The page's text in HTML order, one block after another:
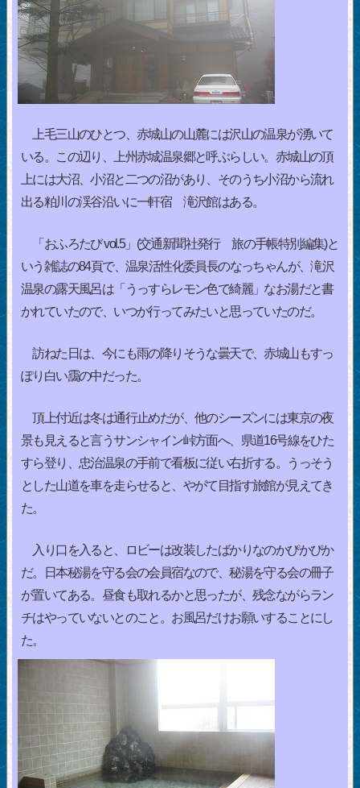
上毛三山のひとつ、赤城山の山麓には沢山の温泉が湧いて
いる。この辺り、上州赤城温泉郷と呼ぶらしい。赤城山の頂
上には大沼、小沼と二つの沼があり、そのうち小沼から流れ
出る粕川の渓谷沿いに一軒宿 滝沢館はある。
「おふろたび vol.5」(交通新聞社発行 旅の手帳特別編集)と
いう雑誌の84頁で、温泉活性化委員長のなっちゃんが、滝沢
温泉の露天風呂は「うっすらレモン色で綺麗」なお湯だと書
かれていたので、いつか行ってみたいと思っていたのだ。
訪ねた日は、今にも雨の降りそうな曇天で、赤城山もすっ
ぽり白い靄の中だった。
頂上付近は冬は通行止めだが、他のシーズンには東京の夜
景も見えると言うサンシャイン峠方面へ、県道16号線をひた
すら登り、忠治温泉の手前で看板に従い右折する。うっそう
とした山道を車を走らせると、やがて目指す旅館が見えてき
た。
入り口を入ると、ロビーは改装したばかりなのかぴかぴか
だ。日本秘湯を守る会の会員宿なので、秘湯を守る会の冊子
が置いてある。昼食も取れるかと思ったが、残念ながらラン
チはやっていないとのこと。お風呂だけお願いすることにし
た。